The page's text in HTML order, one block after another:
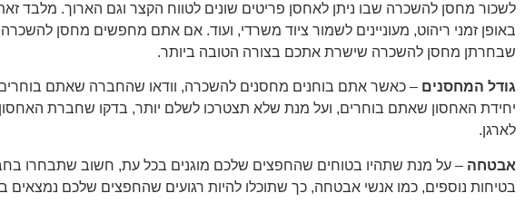
לשכור מחסן להשכרה שבו ניתן לאחסן פריטים שונים לטווח הקצר וגם הארוך.
באופן זמני ריהוט, מעוניינים לשמור ציוד משרדי, ועוד. אם אתם מחפשים מחסן
שבחרתן מחסן להשכרה שישרת אתכם בצורה הטובה ביותר.
גודל המחסנים – כאשר אתם בוחנים מחסנים להשכרה, וודאו שהחברה שאתם
יחידת האחסון שאתם בוחרים, ועל מנת שלא תצטרכו לשלם יותר, בדקו שחברת
לארגן.
אבטחה – על מנת שתהיו בטוחים שהחפצים שלכם מוגנים בכל עת, חשוב שתבחרו
בטיחות נוספים, כמו אנשי אבטחה, כך שתוכלו להיות רגועים שהחפצים שלכם נמצאים